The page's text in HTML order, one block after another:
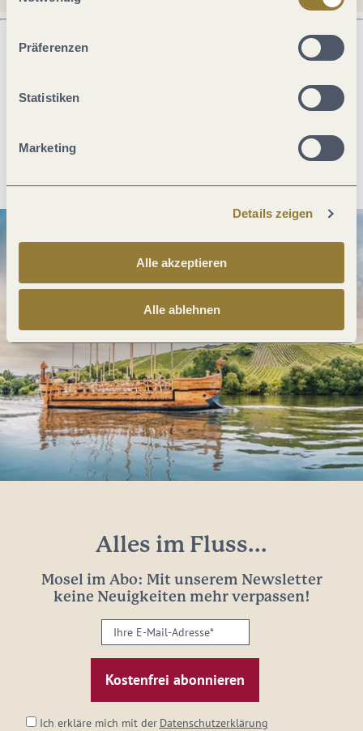
ablehnen" kann es zu Beeinträchtigungen in der Nutzung
Präferenzen
Statistiken
Marketing
Details zeigen
Alle akzeptieren
Alle ablehnen
PDF erzeugen
Alles im Fluss...
Mosel im Abo: Mit unserem Newsletter
keine Neuigkeiten mehr verpassen!
Ihre
E-
Mail-
Adresse:
Ich erkläre mich mit der Datenschutzerklärung